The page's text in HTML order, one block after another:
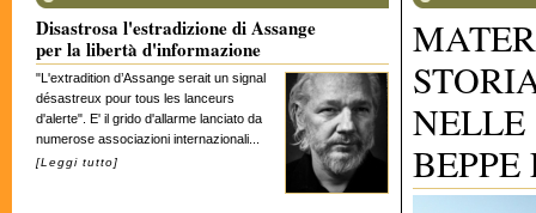
Disastrosa l'estradizione di Assange
per la libertà d'informazione
"L'extradition d’Assange serait un signal
désastreux pour tous les lanceurs
d'alerte". E' il grido d'allarme lanciato da
numerose associazioni internazionali...
[Leggi tutto]
NELLE
BEPPE